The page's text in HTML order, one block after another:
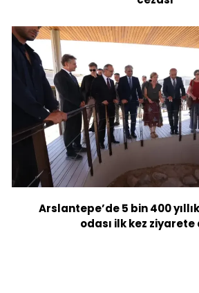
Arslantepe’de 5 bin 400
odası ilk kez ziyarete